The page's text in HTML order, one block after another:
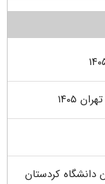
۱۴۰۵
دانشگاه کردستان